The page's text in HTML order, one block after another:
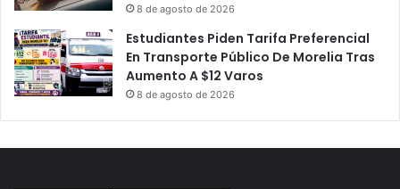
8 de agosto de 2026
Estudiantes Piden Tarifa Preferencial
En Transporte Público De Morelia Tras
Aumento A $12 Varos
8 de agosto de 2026